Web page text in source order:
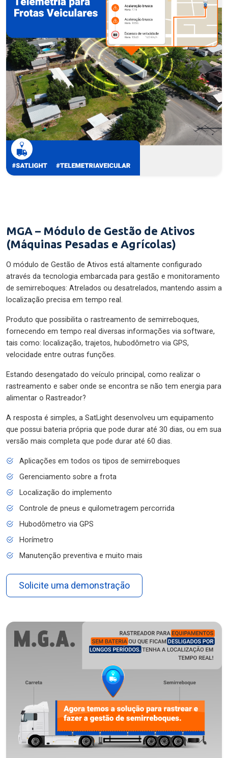
MGA – Módulo de Gestão de Ativos
(Máquinas Pesadas e Agrícolas)
O módulo de Gestão de Ativos está altamente configurado
através da tecnologia embarcada para gestão e monitoramento
de semirreboques: Atrelados ou desatrelados, mantendo assim a
localização precisa em tempo real.
Produto que possibilita o rastreamento de semirreboques,
fornecendo em tempo real diversas informações via software,
tais como: localização, trajetos, hubodômetro via GPS,
velocidade entre outras funções.
Estando desengatado do veículo principal, como realizar o
rastreamento e saber onde se encontra se não tem energia para
alimentar o Rastreador?
A resposta é simples, a SatLight desenvolveu um equipamento
que possui bateria própria que pode durar até 30 dias, ou em sua
versão mais completa que pode durar até 60 dias.
Aplicações em todos os tipos de semirreboques
Gerenciamento sobre a frota
Localização do implemento
Controle de pneus e quilometragem percorrida
Hubodômetro via GPS
Horímetro
Manutenção preventiva e muito mais
Solicite uma demonstração